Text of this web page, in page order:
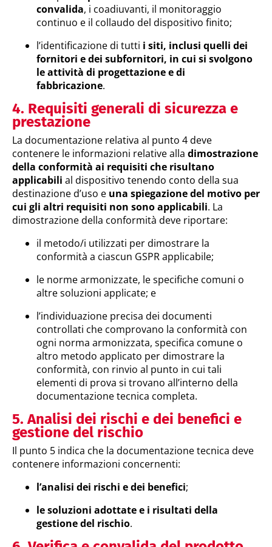
convalida, i coadiuvanti, il monitoraggio
continuo e il collaudo del dispositivo finito;
l’identificazione di tutti i siti, inclusi quelli dei
fornitori e dei subfornitori, in cui si svolgono
le attività di progettazione e di
fabbricazione.
4. Requisiti generali di sicurezza e
prestazione
La documentazione relativa al punto 4 deve
contenere le informazioni relative alla dimostrazione
della conformità ai requisiti che risultano
applicabili al dispositivo tenendo conto della sua
destinazione d’uso e una spiegazione del motivo per
cui gli altri requisiti non sono applicabili. La
dimostrazione della conformità deve riportare:
il metodo/i utilizzati per dimostrare la
conformità a ciascun GSPR applicabile;
le norme armonizzate, le specifiche comuni o
altre soluzioni applicate; e
l’individuazione precisa dei documenti
controllati che comprovano la conformità con
ogni norma armonizzata, specifica comune o
altro metodo applicato per dimostrare la
conformità, con rinvio al punto in cui tali
elementi di prova si trovano all’interno della
documentazione tecnica completa.
5. Analisi dei rischi e dei benefici e
gestione del rischio
Il punto 5 indica che la documentazione tecnica deve
contenere informazioni concernenti:
l’analisi dei rischi e dei benefici;
le soluzioni adottate e i risultati della
gestione del rischio.